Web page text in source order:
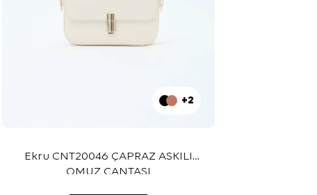
+2
Ekru CNT20046 ÇAPRAZ ASKILI
OMUZ ÇANTASI